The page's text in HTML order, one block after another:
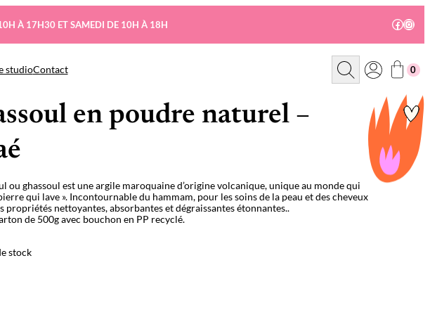
À 17H30 ET SAMEDI DE 10H À 18H
studioContact
R
c
0
en poudre naturel –
ou ghassoul est une argile maroquaine d’origine volcanique, unique au monde qui
qui lave ». Incontournable du hammam, pour les soins de la peau et des cheveux
propriétés nettoyantes, absorbantes et dégraissantes étonnantes..
de 500g avec bouchon en PP recyclé.
stock